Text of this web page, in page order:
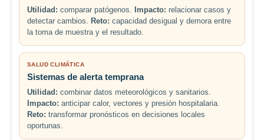
Utilidad: comparar patógenos. Impacto: relacionar casos y
detectar cambios. Reto: capacidad desigual y demora entre
la toma de muestra y el resultado.
SALUD CLIMÁTICA
Sistemas de alerta temprana
Utilidad: combinar datos meteorológicos y sanitarios.
Impacto: anticipar calor, vectores y presión hospitalaria.
Reto: transformar pronósticos en decisiones locales
oportunas.